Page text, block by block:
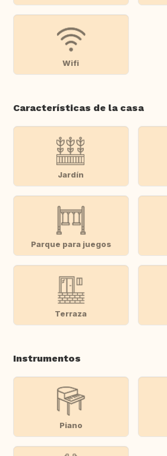
Wifi
Características de la casa
Jardín
Parque para juegos
Terraza
Instrumentos
Piano